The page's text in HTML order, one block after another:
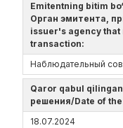
Emitentning bitim
Орган эмитента,
issuer's agency that
transaction:
Наблюдательный
Qaror qabul
решения/Date of
18.07.2024